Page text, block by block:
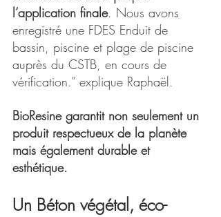
l’application finale. Nous avons
enregistré une FDES Enduit de
bassin, piscine et plage de piscine
auprès du CSTB, en cours de
vérification.” explique Raphaël.
BioResine garantit non seulement un
produit respectueux de la planète
mais également durable et
esthétique.
Un Béton végétal, éco-